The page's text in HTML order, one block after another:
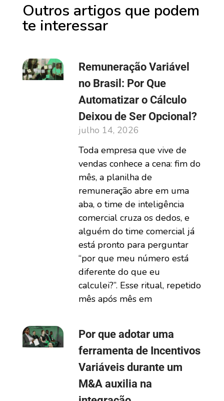
Outros artigos que podem
te interessar
Remuneração Variável
no Brasil: Por Que
Automatizar o Cálculo
Deixou de Ser Opcional?
julho 14, 2026
Toda empresa que vive de
vendas conhece a cena: fim do
mês, a planilha de
remuneração abre em uma
aba, o time de inteligência
comercial cruza os dedos, e
alguém do time comercial já
está pronto para perguntar
“por que meu número está
diferente do que eu
calculei?”. Esse ritual, repetido
mês após mês em
Por que adotar uma
ferramenta de Incentivos
Variáveis durante um
M&A auxilia na